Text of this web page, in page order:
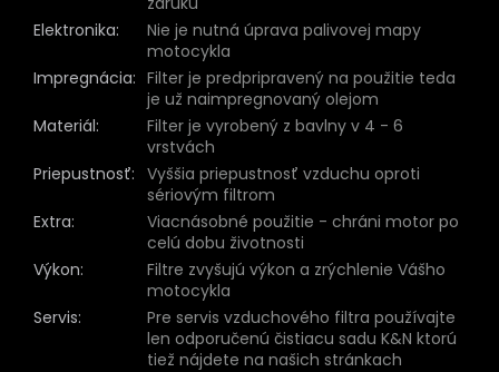
Elektronika:
Nie je nutná úprava palivovej mapy
motocykla
Impregnácia: Filter je predpripravený na použitie teda
je už naimpregnovaný olejom
Materiál:
Filter je vyrobený z bavlny v 4 - 6
vrstvách
Priepustnosť: Vyššia priepustnosť vzduchu oproti
sériovým filtrom
Extra:
Viacnásobné použitie - chráni motor po
celú dobu životnosti
Výkon:
Filtre zvyšujú výkon a zrýchlenie Vášho
motocykla
Servis:
Pre servis vzduchového filtra používajte
len odporučenú čistiacu sadu K&N ktorú
tiež nájdete na našich stránkach